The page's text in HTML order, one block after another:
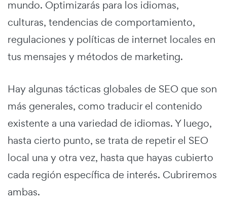
mundo. Optimizarás para los idiomas,
culturas, tendencias de comportamiento,
regulaciones y políticas de internet locales en
tus mensajes y métodos de marketing.
Hay algunas tácticas globales de SEO que son
más generales, como traducir el contenido
existente a una variedad de idiomas. Y luego,
hasta cierto punto, se trata de repetir el SEO
local una y otra vez, hasta que hayas cubierto
cada región específica de interés. Cubriremos
ambas.